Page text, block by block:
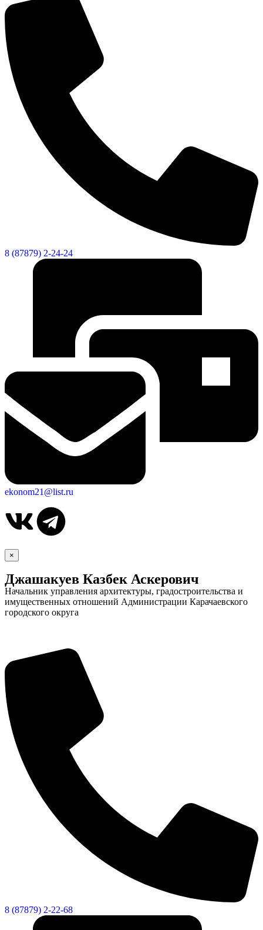
8 (87879) 2-24-24
ekonom21@list.ru
×
Джашакуев Казбек Аскерович
Начальник управления архитектуры, градостроительства и
имущественных отношений Администрации Карачаевского
городского округа
8 (87879) 2-22-68